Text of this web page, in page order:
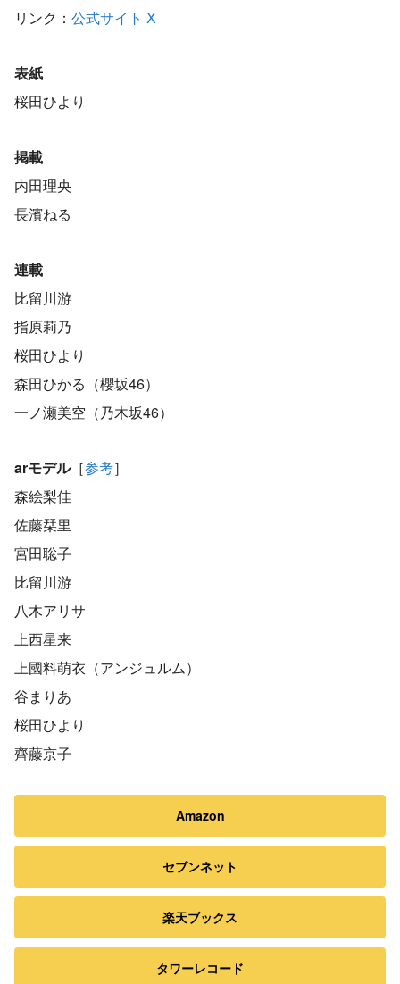
リンク： 公式サイト X
表紙
桜田ひより
掲載
内田理央
長濱ねる
連載
比留川游
指原莉乃
桜田ひより
森田ひかる（櫻坂46）
一ノ瀬美空（乃木坂46）
arモデル［参考］
森絵梨佳
佐藤栞里
宮田聡子
比留川游
八木アリサ
上西星来
上國料萌衣（アンジュルム）
谷まりあ
桜田ひより
齊藤京子
Amazon
セブンネット
楽天ブックス
タワーレコード